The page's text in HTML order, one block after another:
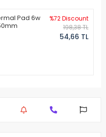
Pad 6w
%72 Discount
198,38 TL
54,66 TL